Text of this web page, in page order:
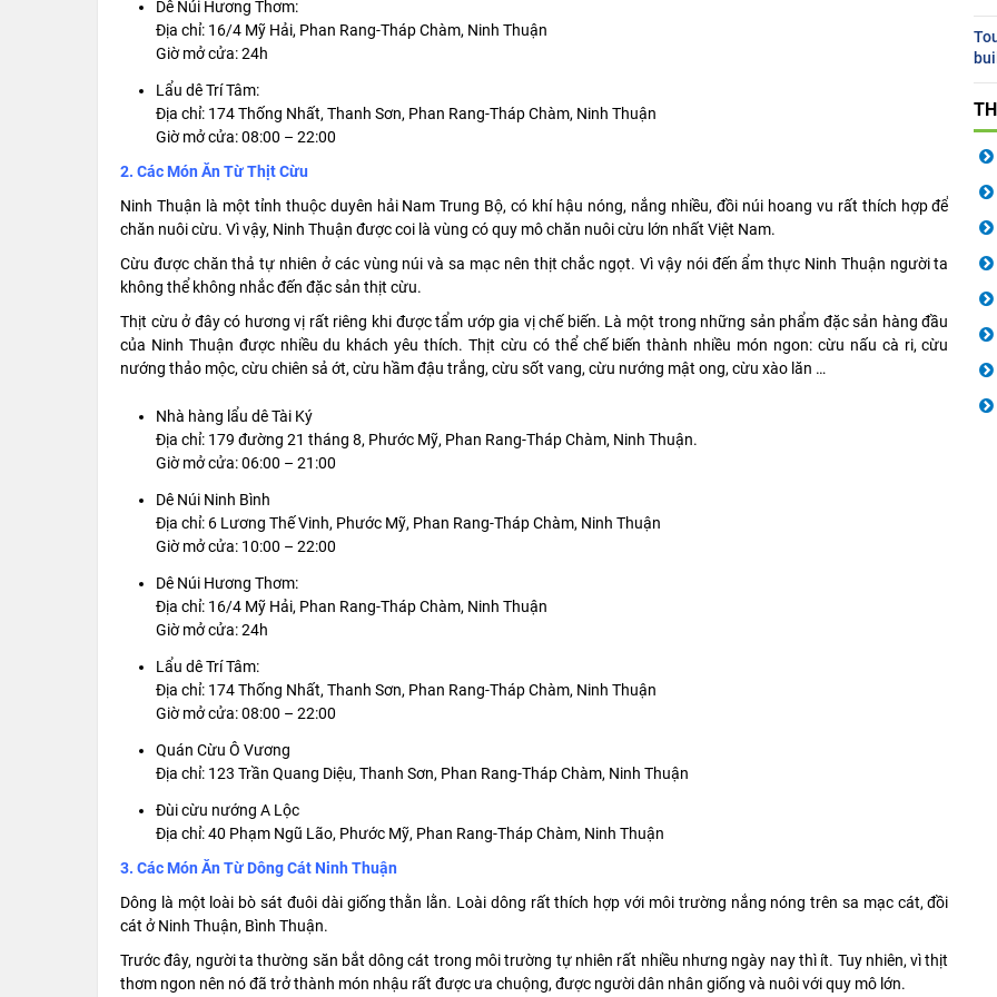
Dê Núi Hương Thơm:
Địa chỉ: 16/4 Mỹ Hải, Phan Rang-Tháp Chàm, Ninh Thuận
Giờ mở cửa: 24h
Lẩu dê Trí Tâm:
Địa chỉ: 174 Thống Nhất, Thanh Sơn, Phan Rang-Tháp Chàm, Ninh Thuận
Giờ mở cửa: 08:00 – 22:00
2. Các Món Ăn Từ Thịt Cừu
Ninh Thuận là một tỉnh thuộc duyên hải Nam Trung Bộ, có khí hậu nóng, nắng nhiều, đồi núi hoang vu rất thích hợp để
chăn nuôi cừu. Vì vậy, Ninh Thuận được coi là vùng có quy mô chăn nuôi cừu lớn nhất Việt Nam.
Cừu được chăn thả tự nhiên ở các vùng núi và sa mạc nên thịt chắc ngọt. Vì vậy nói đến ẩm thực Ninh Thuận người ta
không thể không nhắc đến đặc sản thịt cừu.
Thịt cừu ở đây có hương vị rất riêng khi được tẩm ướp gia vị chế biến. Là một trong những sản phẩm đặc sản hàng đầu
của Ninh Thuận được nhiều du khách yêu thích. Thịt cừu có thể chế biến thành nhiều món ngon: cừu nấu cà ri, cừu
nướng thảo mộc, cừu chiên sả ớt, cừu hầm đậu trắng, cừu sốt vang, cừu nướng mật ong, cừu xào lăn …
Nhà hàng lẩu dê Tài Ký
Địa chỉ: 179 đường 21 tháng 8, Phước Mỹ, Phan Rang-Tháp Chàm, Ninh Thuận.
Giờ mở cửa: 06:00 – 21:00
Dê Núi Ninh Bình
Địa chỉ: 6 Lương Thế Vinh, Phước Mỹ, Phan Rang-Tháp Chàm, Ninh Thuận
Giờ mở cửa: 10:00 – 22:00
Dê Núi Hương Thơm:
Địa chỉ: 16/4 Mỹ Hải, Phan Rang-Tháp Chàm, Ninh Thuận
Giờ mở cửa: 24h
Lẩu dê Trí Tâm:
Địa chỉ: 174 Thống Nhất, Thanh Sơn, Phan Rang-Tháp Chàm, Ninh Thuận
Giờ mở cửa: 08:00 – 22:00
Quán Cừu Ô Vương
Địa chỉ: 123 Trần Quang Diệu, Thanh Sơn, Phan Rang-Tháp Chàm, Ninh Thuận
Đùi cừu nướng A Lộc
Địa chỉ: 40 Phạm Ngũ Lão, Phước Mỹ, Phan Rang-Tháp Chàm, Ninh Thuận
3. Các Món Ăn Từ Dông Cát Ninh Thuận
Dông là một loài bò sát đuôi dài giống thằn lằn. Loài dông rất thích hợp với môi trường nắng nóng trên sa mạc cát, đồi
cát ở Ninh Thuận, Bình Thuận.
Trước đây, người ta thường săn bắt dông cát trong môi trường tự nhiên rất nhiều nhưng ngày nay thì ít. Tuy nhiên, vì thịt
thơm ngon nên nó đã trở thành món nhậu rất được ưa chuộng, được người dân nhân giống và nuôi với quy mô lớn.